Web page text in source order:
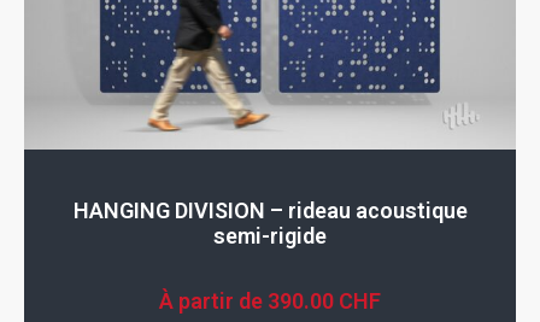
HANGING DIVISION – rideau acoustique
semi-rigide
À partir de 390.00 CHF